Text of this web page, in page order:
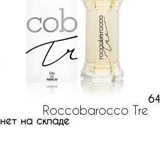
Roccobarocco Tre
нет на складе